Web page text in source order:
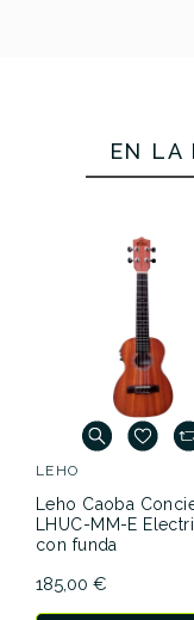
EN LA
LEHO
Leho Caoba
LHUC-MM-E
con funda
185,00 €